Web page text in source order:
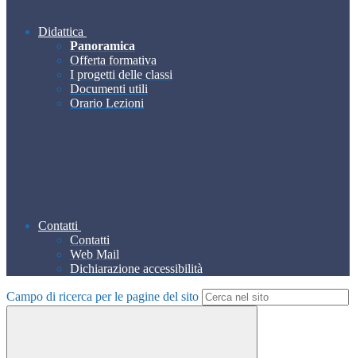
Didattica
Panoramica
Offerta formativa
I progetti delle classi
Documenti utili
Orario Lezioni
Contatti
Contatti
Web Mail
Dichiarazione accessibilità
Campo di ricerca per le pagine del sito